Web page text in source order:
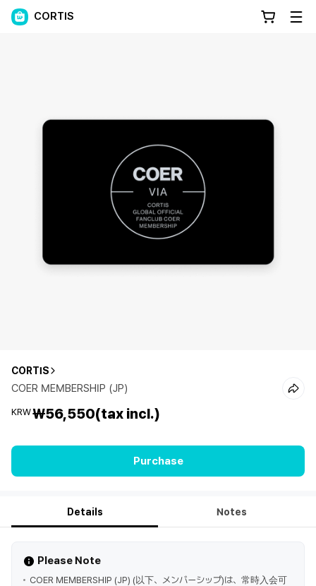
CORTIS
CORTIS
COER MEMBERSHIP (JP)
KRW₩56,550(tax incl.)
Purchase
Details Notes
Please Note
COER MEMBERSHIP (JP) (以下、メンバーシップ)は、常時入会可